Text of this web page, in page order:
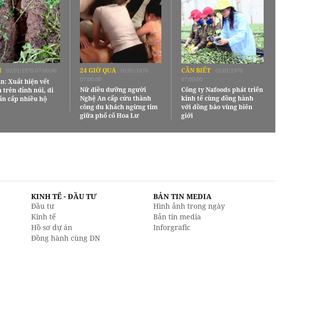
01/01/1970 07:00:00
Xuất hiện vết
trên đỉnh núi, di
cấp nhiều hộ
24 GIỜ QUA
01/01/1970
07:00:00
Nữ điều dưỡng người
Nghệ An cấp cứu thành
công du khách ngừng tim
giữa phố cổ Hoa Lư
CẦN BIẾT
01/01/1970
07:00:00
Công ty Nafoods phát triển
kinh tế cùng đồng hành
với đồng bào vùng biên
giới
KINH TẾ - ĐẦU TƯ
Đầu tư
Kinh tế
Hồ sơ dự án
Đồng hành cùng DN
BẢN TIN MEDIA
Hình ảnh trong ngày
Bản tin media
Inforgrafic